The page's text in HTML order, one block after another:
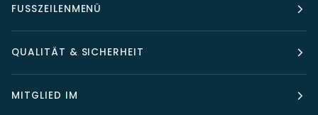
FUSSZEILENMENÜ
QUALITÄT & SICHERHEIT
MITGLIED IM